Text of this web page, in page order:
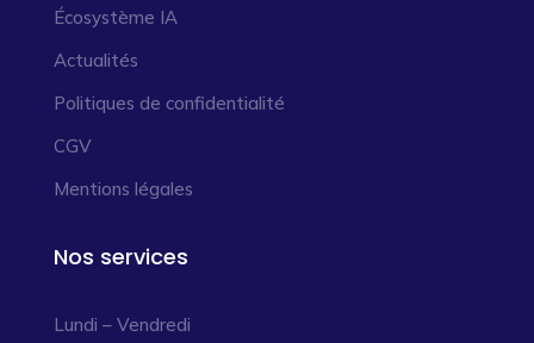
Écosystème IA
Actualités
Politiques de confidentialité
CGV
Mentions légales
Nos services
Lundi – Vendredi